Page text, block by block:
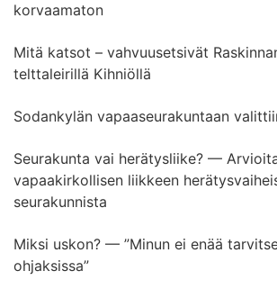
korvaamaton
Mitä katsot – vahvuusetsivät
telttaleirillä Kihniöllä
Sodankylän vapaaseurakuntaan
Seurakunta vai herätysliike? —
vapaakirkollisen liikkeen
seurakunnista
Miksi uskon? — ”Minun ei enää
ohjaksissa”